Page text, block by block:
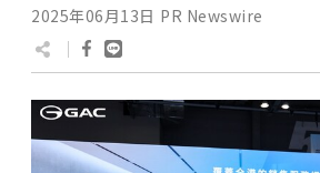
2025年06月13日 PR Newswire